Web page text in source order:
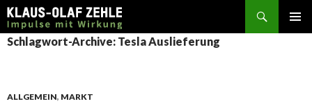
Suchen
SPRINGE
ZUM
Schlagwort-Archive: Tesla Auslieferung
ALLGEMEIN, MARKT